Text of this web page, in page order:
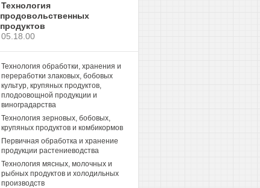
Технология
продовольственных
продуктов
05.18.00
Технология обработки, хранения и
переработки злаковых, бобовых
культур, крупяных продуктов,
плодоовощной продукции и
виноградарства
Технология зерновых, бобовых,
крупяных продуктов и комбикормов
Первичная обработка и хранение
продукции растениеводства
Технология мясных, молочных и
рыбных продуктов и холодильных
производств